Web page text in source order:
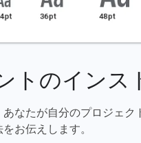
トのインス
なたが自分のプロジェ
お伝えします。